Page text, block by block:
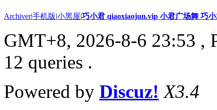
Archiver|手机版|小黑屋|巧小君 qiaoxiaojun.vip 小君广场舞 巧
GMT+8, 2026-8-6 23:53 ,
12 queries .
Powered by Discuz! X3.4